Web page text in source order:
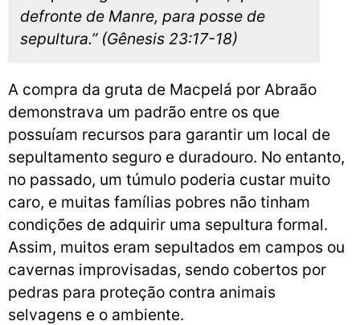
defronte de Manre, para posse de
sepultura.” (Gênesis 23:17-18)
A compra da gruta de Macpelá por Abraão
demonstrava um padrão entre os que
possuíam recursos para garantir um local de
sepultamento seguro e duradouro. No entanto,
no passado, um túmulo poderia custar muito
caro, e muitas famílias pobres não tinham
condições de adquirir uma sepultura formal.
Assim, muitos eram sepultados em campos ou
cavernas improvisadas, sendo cobertos por
pedras para proteção contra animais
selvagens e o ambiente.